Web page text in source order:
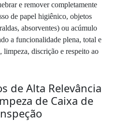
e remover completamente
de papel higiênico, objetos
absorventes) ou acúmulo
a funcionalidade plena, total e
limpeza, discrição e respeito ao
de Alta Relevância
de Caixa de